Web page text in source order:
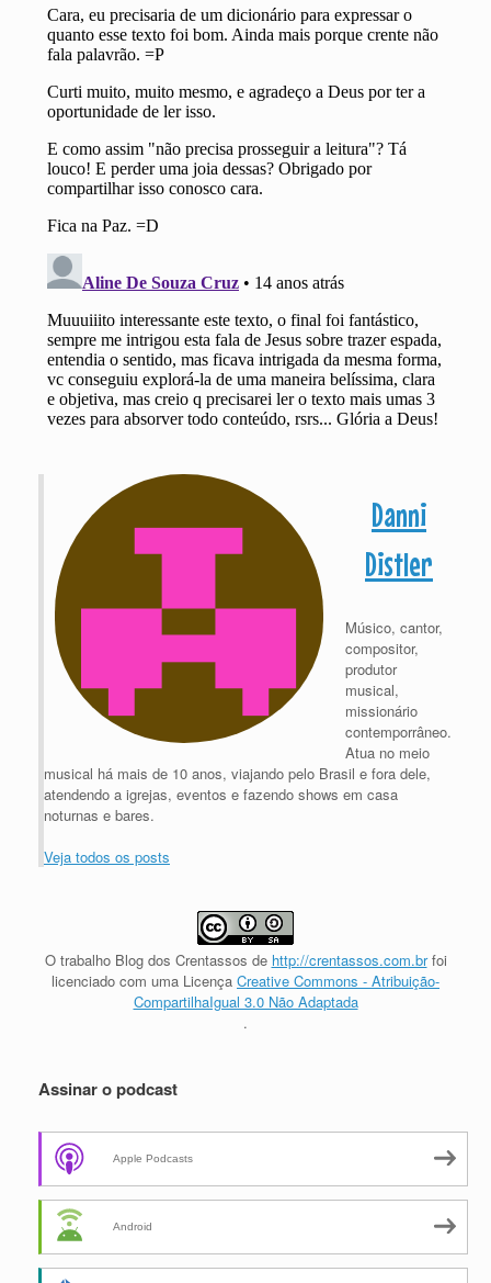
Danni
Distler
Músico, cantor,
compositor,
produtor
musical,
missionário
contemporrâneo.
Atua no meio
musical há mais de 10 anos, viajando pelo Brasil e fora dele,
atendendo a igrejas, eventos e fazendo shows em casa
noturnas e bares.
Veja todos os posts
O trabalho Blog dos Crentassos de http://crentassos.com.brfoi
licenciado com uma Licença Creative Commons - Atribuição-
CompartilhaIgual 3.0 Não Adaptada
.
Assinar o podcast
Apple Podcasts
Android